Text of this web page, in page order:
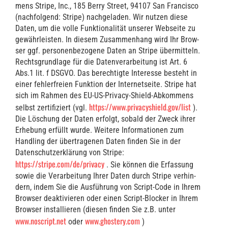
mens Stri­pe, Inc., 185 Ber­ry Street, 94107 San Fran­cis­co
(nach­fol­gend: Stri­pe) nach­ge­la­den. Wir nut­zen die­se
Daten, um die vol­le Funk­tio­na­li­tät unse­rer Web­sei­te zu
gewähr­leis­ten. In die­sem Zusam­men­hang wird Ihr Brow­
ser ggf. per­so­nen­be­zo­ge­ne Daten an Stri­pe über­mit­teln.
Rechts­grund­la­ge für die Daten­ver­ar­bei­tung ist Art. 6
Abs.1 lit. f DSGVO. Das berech­tig­te Inter­es­se besteht in
einer feh­ler­frei­en Funk­ti­on der Inter­net­sei­te. Stri­pe hat
sich im Rah­men des EU-US-Pri­va­cy-Shield-Abkom­mens
selbst zer­ti­fi­ziert (vgl. https://www.privacyshield.gov/list ).
Die Löschung der Daten erfolgt, sobald der Zweck ihrer
Erhe­bung erfüllt wur­de. Wei­te­re Infor­ma­tio­nen zum
Hand­ling der über­tra­ge­nen Daten fin­den Sie in der
Daten­schutz­er­klä­rung von Stri­pe:
https://stripe.com/de/privacy . Sie kön­nen die Erfas­sung
sowie die Ver­ar­bei­tung Ihrer Daten durch Stri­pe ver­hin­
dern, indem Sie die Aus­füh­rung von Script-Code in Ihrem
Brow­ser deak­ti­vie­ren oder einen Script-Blo­cker in Ihrem
Brow­ser instal­lie­ren (die­sen fin­den Sie z.B. unter
www.noscript.net oder www.ghostery.com )